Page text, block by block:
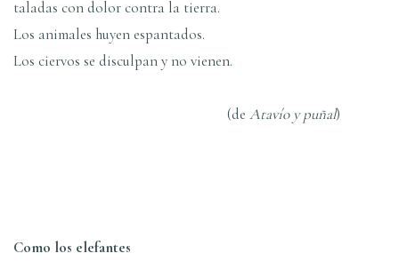
taladas con dolor contra la tierra.
Los animales huyen espantados.
Los ciervos se disculpan y no vienen.
(de Ataví­o y puñal)
Como los elefantes